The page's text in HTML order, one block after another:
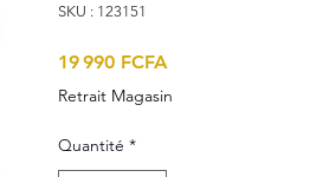
SKU : 123151
19 990 FCFA
Retrait Magasin
Quantité *